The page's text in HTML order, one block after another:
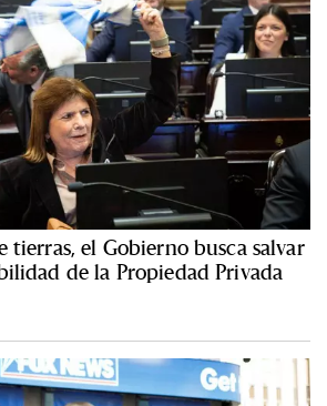
tierras, el Gobierno busca salvar
de la Propiedad Privada